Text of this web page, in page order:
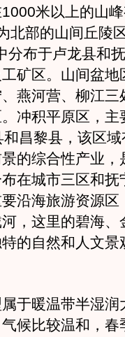
米以上的山
北部的山间丘陵
分布于卢龙县和
矿区。山间盆地
燕河营、柳江三
冲积平原区，主
昌黎县，该区
的综合性产业，
在城市三区和抚
沿海旅游资源区
，这里的碧海、
的自然和人文景
暖温带半湿润
候比较温和，春